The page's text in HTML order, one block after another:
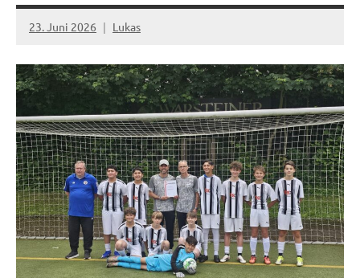
23. Juni 2026 Lukas